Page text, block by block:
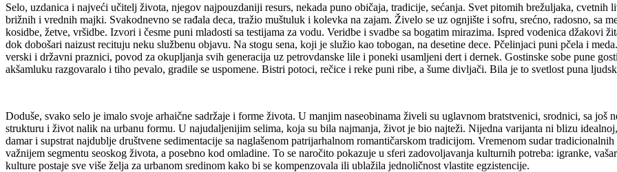
Selo, uzdanica i najveći učitelj života, njegov najpouzdaniji resurs, nekada punо običaja, tradicije, sećanja. Svet pitomih brežuljaka, cvetnih
brižnih i vrednih majki. Svakodnevno se rađala deca, tražio muštuluk i kolevka na zajam. Živelo se uz ognjište i sofru, srećno, radosno, sa
kosidbe, žetve, vršidbe. Izvori i česme puni mladosti sa testijama za vodu. Veridbe i svadbe sa bogatim mirazima. Ispred vodenica džakovi
dok dobošari naizust recituju neku službenu objavu. Na stogu sena, koji je služio kao tobogan, na desetine dece. Pčelinjaci puni pčela i
verski i državni praznici, povod za okupljanja svih generacija uz petrovdanske lile i poneki usamljeni dert i dernek. Gostinske sobe pune
akšamluku razgovaralo i tiho pevalo, gradile se uspomene. Bistri potoci, rečice i reke puni ribe, a šume divljači. Bila je to svetlost puna
Doduše, svako selo je imalo svoje arhaične sadržaje i forme života. U manjim naseobinama živeli su uglavnom bratstvenici, srodnici, sa još
strukturu i život nalik na urbanu formu. U najudaljenijim selima, koja su bila najmanja, život je bio najteži. Nijedna varijanta ni blizu
damar i supstrat najdublje društvene sedimentacije sa naglašenom patrijarhalnom romantičarskom tradicijom. Vremenom sudar
važnijem segmentu seoskog života, a posebno kod omladine. To se naročito pokazuje u sferi zadovoljavanja kulturnih potreba: igranke,
kulture postaje sve više želja za urbanom sredinom kako bi se kompenzovala ili ublažila jednoličnost vlastite egzistencije.